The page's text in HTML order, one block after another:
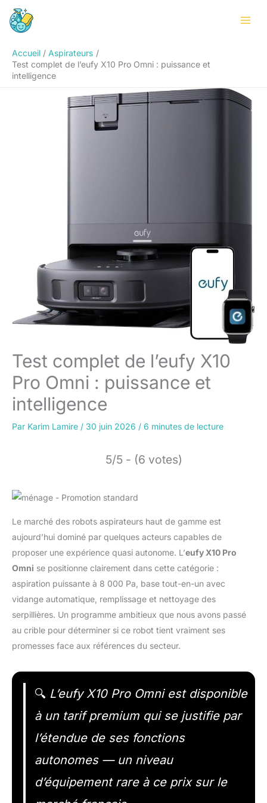
Aller
Accueil
Aspirateurs
Test complet de l’eufy X10 Pro Omni : puissance et
intelligence
Test complet de l’eufy X10
Pro Omni : puissance et
intelligence
Par Karim Lamire / 30 juin 2026 / 6 minutes de lecture
5/5 - (6 votes)
Le marché des robots aspirateurs haut de gamme est
aujourd’hui dominé par quelques acteurs capables de
proposer une expérience quasi autonome. L’eufy X10 Pro
Omni se positionne clairement dans cette catégorie :
aspiration puissante à 8 000 Pa, base tout-en-un avec
vidange automatique, remplissage et nettoyage des
serpillières. Un programme ambitieux que nous avons passé
au crible pour déterminer si ce robot tient vraiment ses
promesses face aux références du secteur.
🔍 L’eufy X10 Pro Omni est disponible
à un tarif premium qui se justifie par
l’étendue de ses fonctions
autonomes — un niveau
d’équipement rare à ce prix sur le
Rechercher